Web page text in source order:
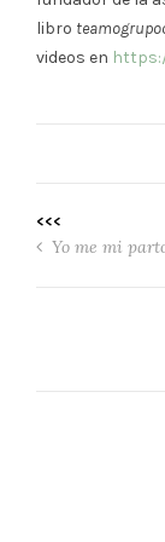
libro
videos en
<<<
Yo me mi